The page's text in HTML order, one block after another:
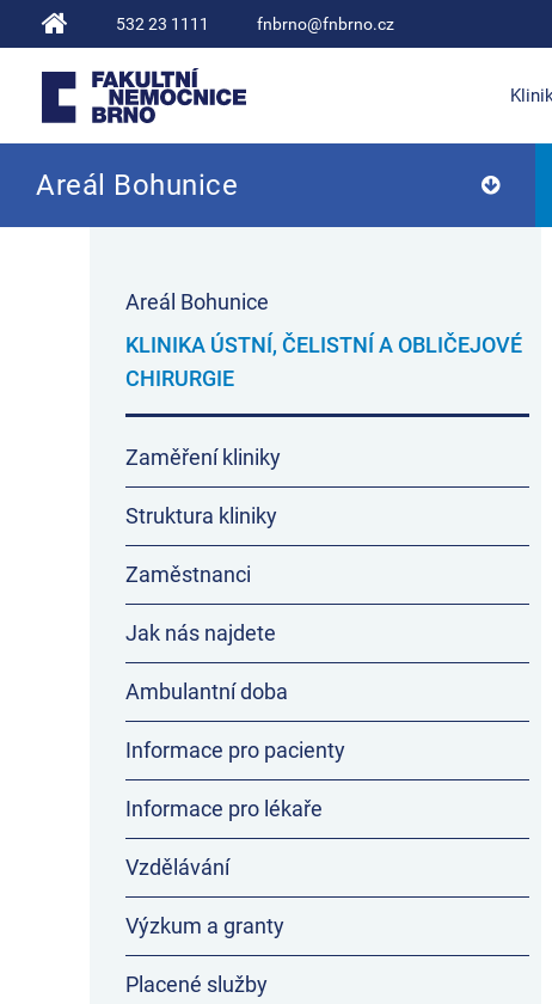
532 23 1111 fnbrno@fnbrno.cz
Fakultní nemocnice Brno
Areál Bohunice
Areál Bohunice
KLINIKA ÚSTNÍ, ČELISTNÍ A OBLIČEJOVÉ
CHIRURGIE
Zaměření kliniky
Struktura kliniky
Zaměstnanci
Jak nás najdete
Ambulantní doba
Informace pro pacienty
Informace pro lékaře
Vzdělávání
Výzkum a granty
Placené služby